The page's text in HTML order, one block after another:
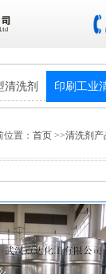
清洗剂 印刷工业
位置： 首页 >>清洗剂产